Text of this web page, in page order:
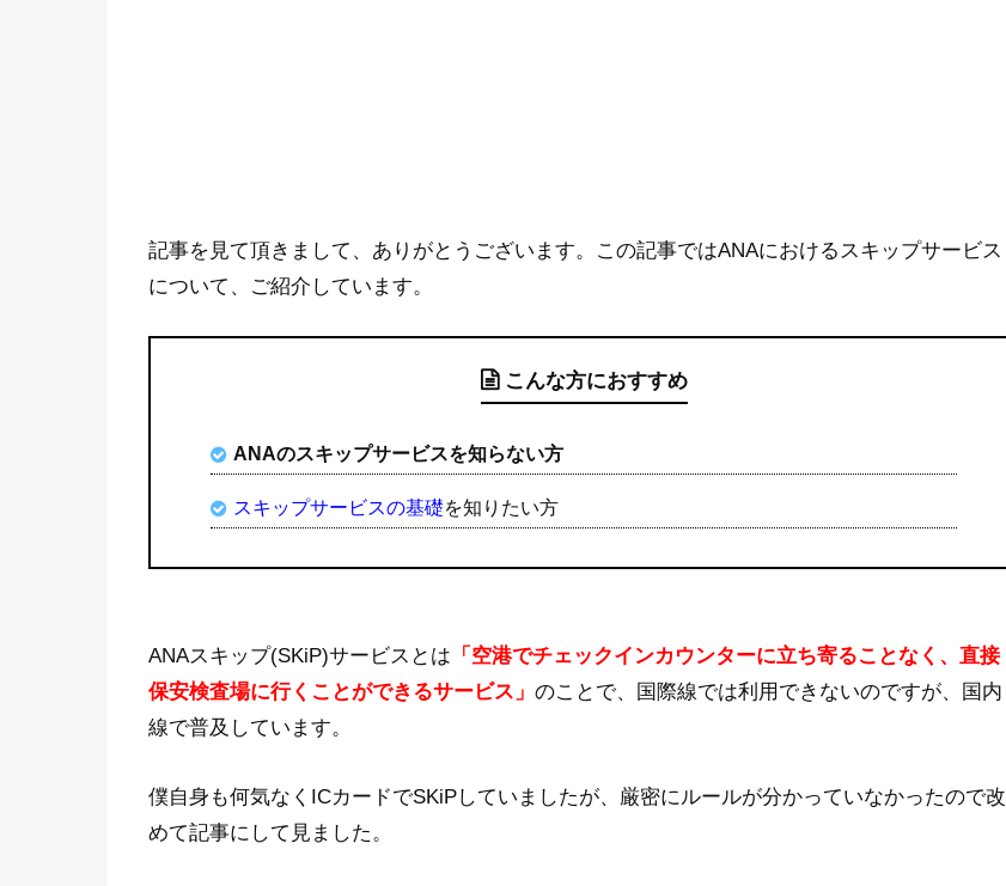
記事を見て頂きまして、ありがとうございます。この記事ではANAにおけるスキップサービス
について、ご紹介しています。
こんな方におすすめ
ANAのスキップサービスを知らない方
スキップサービスの基礎を知りたい方
ANAスキップ(SKiP)サービスとは 「空港でチェックインカウンターに立ち寄ることなく、直接
保安検査場に行くことができるサービス」 のことで、国際線では利用できないのですが、国内
線で普及しています。
僕自身も何気なくICカードでSKiPしていましたが、厳密にルールが分かっていなかったので改
めて記事にして見ました。